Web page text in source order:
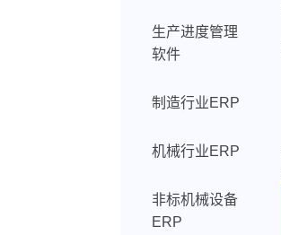
生产进度管理
软件
制造行业ERP
机械行业ERP
非标机械设备
ERP